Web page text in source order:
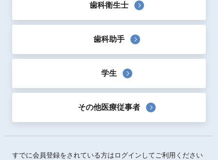
ラーなどの接触機器ではチップが届かず付着物を除去でき
なかった箇所も、非接触での清掃が可能です。広範囲のパ
きる限りなくし、チェアタイムを大幅に短縮しながら、通
常より効率的に成果を得られます。
入できます。
価格詳細情報
歯科衛生士
歯科助手
学生
その他医療従事者
すでに会員登録をされている方はログインしてご利用ください